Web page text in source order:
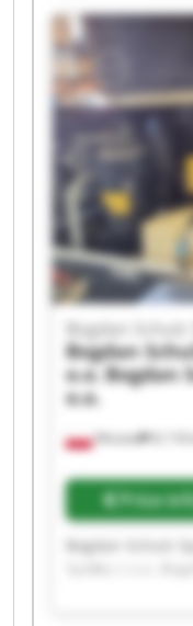
Spółka z o.o.
Schulz Spółka z
Bogdan Schulz
Spółka z o.o.
Schulz Spółka z
Bogdan Schulz
Spółka z o.o.
Schulz Spółka z
Wioska
Bogdan Schulz
Bogdan
o.o. Bogdan
o.o.
Price
Bogdan Schulz
Schulz Spółka z